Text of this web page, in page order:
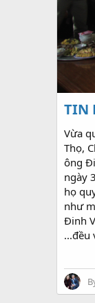
TIN
Vừa
Thọ,
ông
ngày
họ
như
Đinh
...đều
thờ,